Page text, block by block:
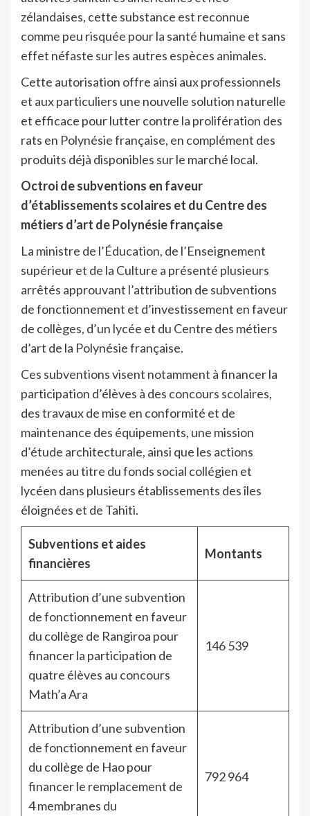
zélandaises, cette substance est reconnue
comme peu risquée pour la santé humaine et sans
effet néfaste sur les autres espèces animales.
Cette autorisation offre ainsi aux professionnels
et aux particuliers une nouvelle solution naturelle
et efficace pour lutter contre la prolifération des
rats en Polynésie française, en complément des
produits déjà disponibles sur le marché local.
Octroi de subventions en faveur
d’établissements scolaires et du Centre des
métiers d’art de Polynésie française
La ministre de l’Éducation, de l’Enseignement
supérieur et de la Culture a présenté plusieurs
arrêtés approuvant l’attribution de subventions
de fonctionnement et d’investissement en faveur
de collèges, d’un lycée et du Centre des métiers
d’art de la Polynésie française.
Ces subventions visent notamment à financer la
participation d’élèves à des concours scolaires,
des travaux de mise en conformité et de
maintenance des équipements, une mission
d’étude architecturale, ainsi que les actions
menées au titre du fonds social collégien et
lycéen dans plusieurs établissements des îles
éloignées et de Tahiti.
Subventions et aides
financières
Montants
Attribution d’une subvention
de fonctionnement en faveur
du collège de Rangiroa pour
financer la participation de
quatre élèves au concours
Math’a Ara
146 539
Attribution d’une subvention
de fonctionnement en faveur
du collège de Hao pour
financer le remplacement de
4 membranes du
792 964